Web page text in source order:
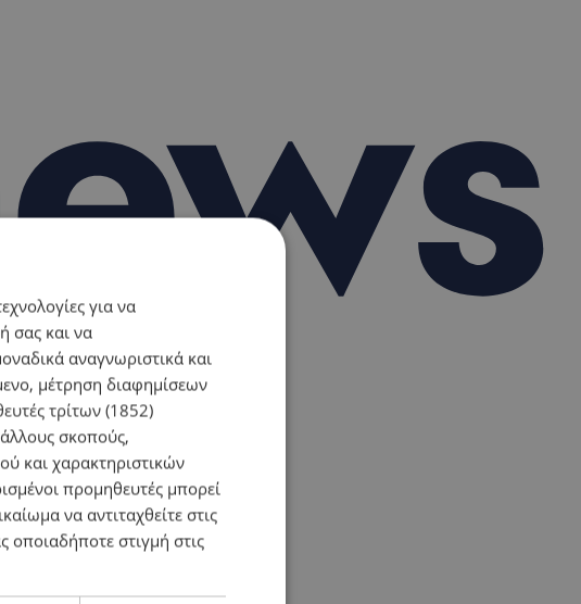
για να
σας και να
αναγνωριστικά και
μέτρηση διαφημίσεων
τρίτων (1852)
άλλους σκοπούς,
και χαρακτηριστικών
προμηθευτές μπορεί
να αντιταχθείτε στις
οποιαδήποτε στιγμή στις